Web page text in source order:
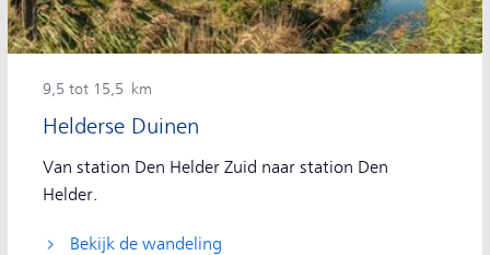
Helderse Duinen
9,5 tot 15,5 km
Van station Den Helder Zuid naar station Den
Helder.
Bekijk de wandeling